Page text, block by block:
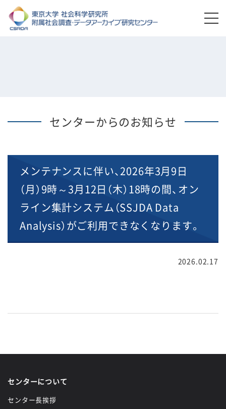
センターからのお知らせ
メンテナンスに伴い、2026年3月9日
（月）9時～3月12日（木）18時の間、オン
ライン集計システム（SSJDA Data
Analysis）がご利用できなくなります。
2026.02.17
センターについて
センター長挨拶